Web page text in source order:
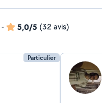
- 5,0/5 (32 avis)
Particulier